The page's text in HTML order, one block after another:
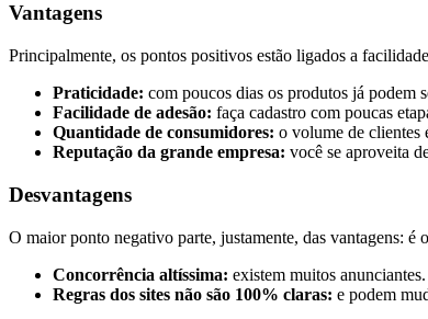
Vantagens
Principalmente, os pontos positivos estão ligados a
Praticidade: com poucos dias os produtos já podem
Facilidade de adesão: faça cadastro com poucas
Quantidade de consumidores: o volume de clientes
Reputação da grande empresa: você se aproveita
Desvantagens
O maior ponto negativo parte, justamente, das vantagens:
Concorrência altíssima: existem muitos
Regras dos sites não são 100% claras: e podem